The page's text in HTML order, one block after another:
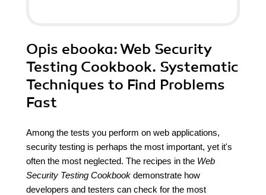
Opis ebooka: Web Security
Testing Cookbook. Systematic
Techniques to Find Problems
Fast
Among the tests you perform on web applications,
security testing is perhaps the most important, yet it's
often the most neglected. The recipes in the Web
Security Testing Cookbook demonstrate how
developers and testers can check for the most